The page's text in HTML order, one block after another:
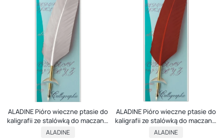
ALADINE Pióro wieczne ptasie do
kaligrafii ze stalówką do maczania
BIAŁE
PRODUCENT
ALADINE
ALADINE Pióro wieczne ptasie do
kaligrafii ze stalówką do maczania
CZERWONE
PRODUCENT
ALADINE